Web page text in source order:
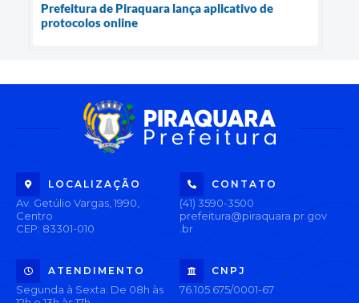
Prefeitura de Piraquara lança aplicativo de
protocolos online
LOCALIZAÇÃO
Av. Getúlio Vargas, 1990,
Centro
CEP: 83301-010
CONTATO
(41) 3590-3500
prefeitura@piraquara.pr.gov
.br
ATENDIMENTO
Segunda à Sexta: De 08h às
CNPJ
76.105.675/0001-67